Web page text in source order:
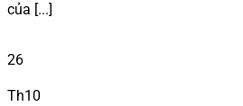
của [...]
26
Th10